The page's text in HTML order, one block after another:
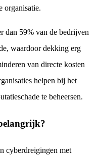
organisatie.
dan 59% van de bedrijven
waardoor dekking erg
van directe kosten
helpen bij het
te beheersen.
cyberdreigingen met